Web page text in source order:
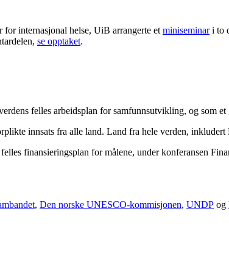
for internasjonal helse, UiB arrangerte et miniseminari to
se opptaket.
felles arbeidsplan for samfunnsutvikling, og som
innsats fra alle land. Land fra hele verden,
finansieringsplan for målene, under konferansen
, Den norske UNESCO-kommisjonen, UNDP og